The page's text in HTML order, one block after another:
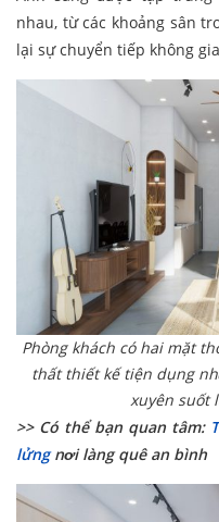
nhau, từ các khoảng sân
lại sự chuyển tiếp không
Phòng khách có hai mặt
thất thiết kế tiện dụng
xuyên suốt
>> Có thể bạn quan tâm:
lửngnơi làng quê an bình